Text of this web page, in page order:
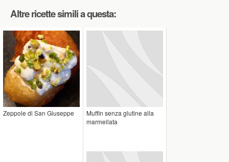
Altre ricette simili a questa:
Zeppole di San Giuseppe
Muffin senza glutine alla
marmellata